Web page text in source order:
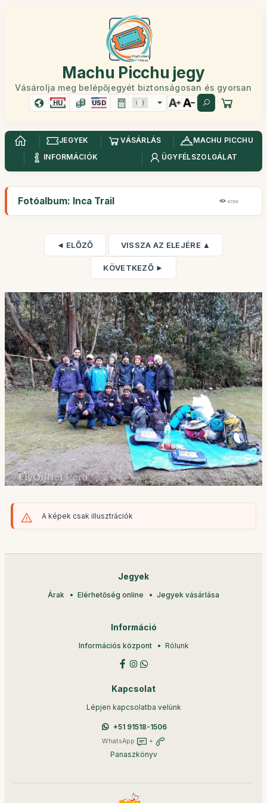
Machu Picchu jegy
Vásárolja meg belépőjegyét biztonságosan és gyorsan
HU USD
JEGYEK VÁSÁRLÁS
MACHU PICCHU
INFORMÁCIÓK
ÜGYFÉLSZOLGÁLAT
Fotóalbum: Inca Trail 47,6K
◄ ELŐZŐ VISSZA AZ ELEJÉRE ▲
KÖVETKEZŐ ►
A képek csak illusztrációk
Jegyek
Árak Elérhetőség online Jegyek vásárlása
Információ
Információs központ Rólunk
Kapcsolat
Lépjen kapcsolatba velünk
+51 91518-1506
WhatsApp +
Panaszkönyv